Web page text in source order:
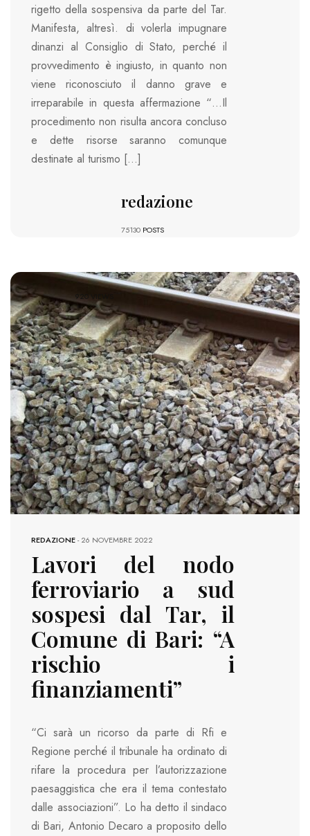
rigetto della sospensiva da parte del Tar.
Manifesta, altresì. di volerla impugnare
dinanzi al Consiglio di Stato, perché il
provvedimento è ingiusto, in quanto non
viene riconosciuto il danno grave e
irreparabile in questa affermazione “…Il
procedimento non risulta ancora concluso
e dette risorse saranno comunque
destinate al turismo […]
redazione
75130 POSTS
920 VIEWS
REDAZIONE-26 NOVEMBRE 2022
Lavori del nodo
ferroviario a sud
sospesi dal Tar, il
Comune di Bari: “A
rischio i
finanziamenti”
“Ci sarà un ricorso da parte di Rfi e
Regione perché il tribunale ha ordinato di
rifare la procedura per l’autorizzazione
paesaggistica che era il tema contestato
dalle associazioni”. Lo ha detto il sindaco
di Bari, Antonio Decaro a proposito dello